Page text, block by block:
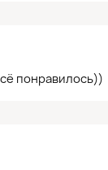
понравилось))